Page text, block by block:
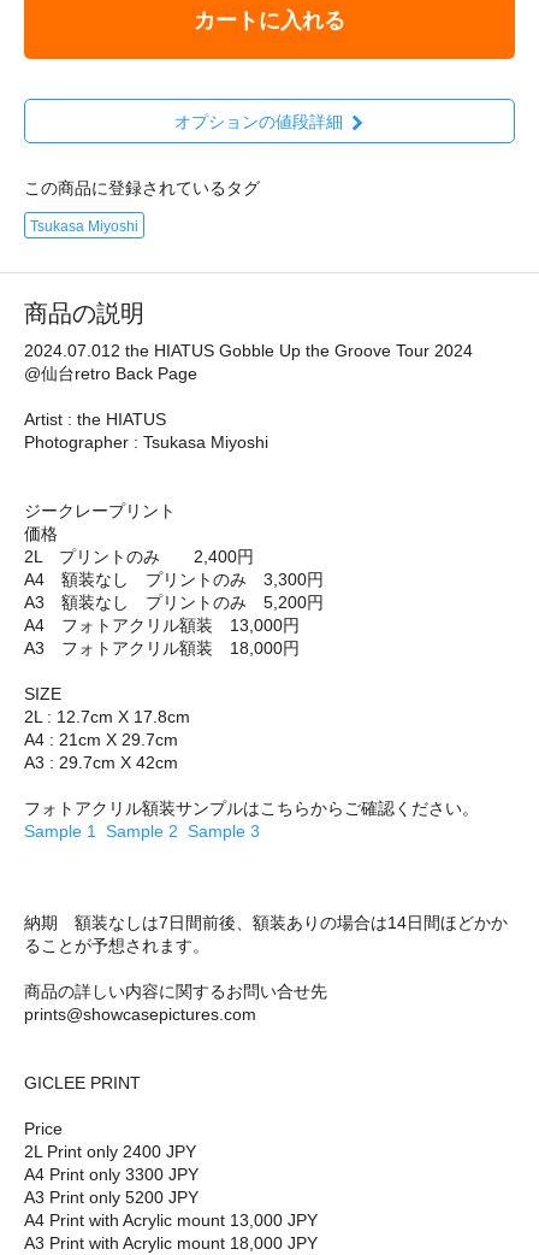
カートに入れる
オプションの値段詳細
この商品に登録されているタグ
Tsukasa Miyoshi
商品の説明
2024.07.012 the HIATUS Gobble Up the Groove Tour 2024
@仙台retro Back Page
Artist : the HIATUS
Photographer : Tsukasa Miyoshi
ジークレープリント
価格
2L プリントのみ 2,400円
A4 額装なし プリントのみ 3,300円
A3 額装なし プリントのみ 5,200円
A4 フォトアクリル額装 13,000円
A3 フォトアクリル額装 18,000円
SIZE
2L : 12.7cm X 17.8cm
A4 : 21cm X 29.7cm
A3 : 29.7cm X 42cm
フォトアクリル額装サンプルはこちらからご確認ください。
Sample 1
Sample 2 Sample 3
納期 額装なしは7日間前後、額装ありの場合は14日間ほどかか
ることが予想されます。
商品の詳しい内容に関するお問い合せ先
prints@showcasepictures.com
GICLEE PRINT
Price
2L Print only 2400 JPY
A4 Print only 3300 JPY
A3 Print only 5200 JPY
A4 Print with Acrylic mount 13,000 JPY
A3 Print with Acrylic mount 18,000 JPY